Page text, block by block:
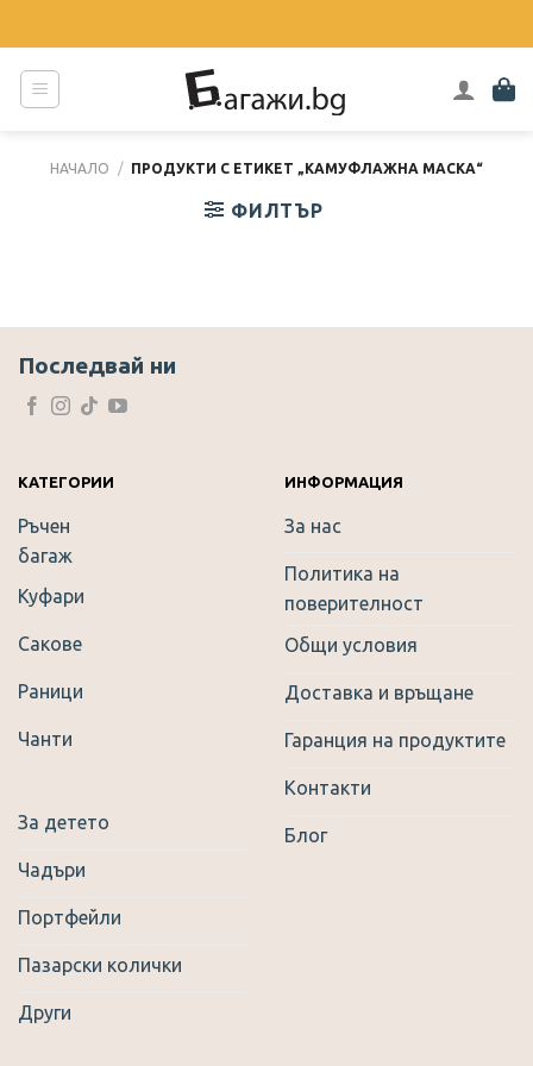
to
content
НАЧАЛО / ПРОДУКТИ С ЕТИКЕТ „КАМУФЛАЖНА МАСКА“
ФИЛТЪР
Последвай ни
КАТЕГОРИИ
Ръчен
багаж
Куфари
Сакове
Раници
Чанти
За детето
Чадъри
Портфейли
Пазарски колички
Други
ИНФОРМАЦИЯ
За нас
Политика на
поверителност
Общи условия
Доставка и връщане
Гаранция на продуктите
Контакти
Блог